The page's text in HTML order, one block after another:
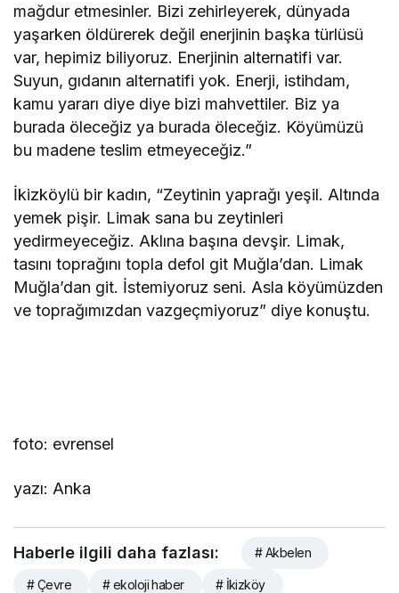
mağdur etmesinler. Bizi zehirleyerek, dünyada
yaşarken öldürerek değil enerjinin başka türlüsü
var, hepimiz biliyoruz. Enerjinin alternatifi var.
Suyun, gıdanın alternatifi yok. Enerji, istihdam,
kamu yararı diye diye bizi mahvettiler. Biz ya
burada öleceğiz ya burada öleceğiz. Köyümüzü
bu madene teslim etmeyeceğiz.”
İkizköylü bir kadın, “Zeytinin yaprağı yeşil. Altında
yemek pişir. Limak sana bu zeytinleri
yedirmeyeceğiz. Aklına başına devşir. Limak,
tasını toprağını topla defol git Muğla’dan. Limak
Muğla’dan git. İstemiyoruz seni. Asla köyümüzden
ve toprağımızdan vazgeçmiyoruz” diye konuştu.
foto: evrensel
yazı: Anka
Haberle ilgili daha fazlası: # Akbelen
# Çevre # ekoloji haber # İkizköy